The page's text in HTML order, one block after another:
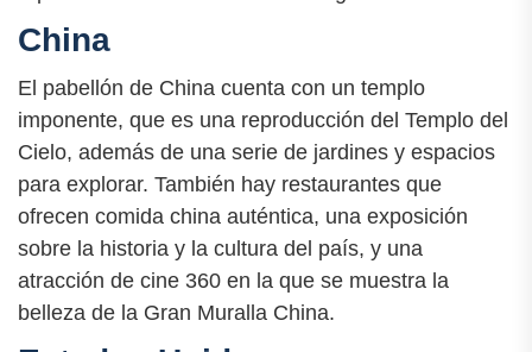
China
El pabellón de China cuenta con un templo
imponente, que es una reproducción del Templo del
Cielo, además de una serie de jardines y espacios
para explorar. También hay restaurantes que
ofrecen comida china auténtica, una exposición
sobre la historia y la cultura del país, y una
atracción de cine 360 en la que se muestra la
belleza de la Gran Muralla China.